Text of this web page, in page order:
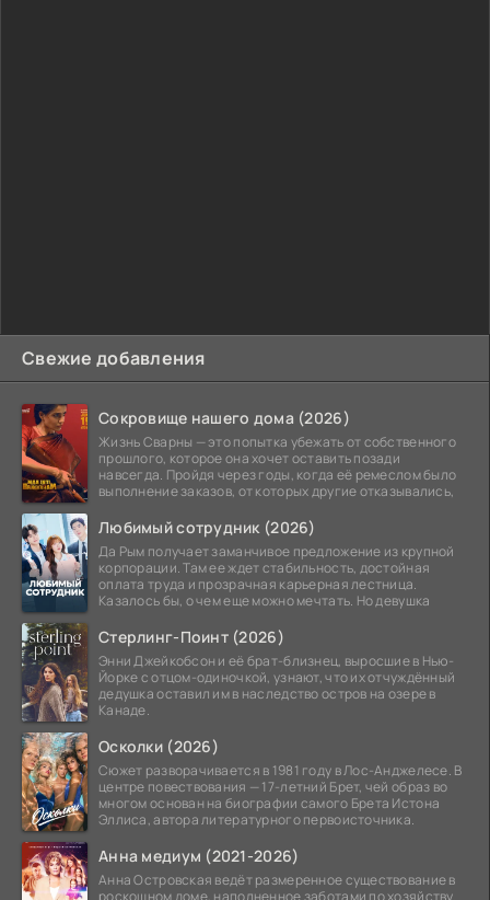
Свежие добавления
Сокровище нашего дома (2026)
Жизнь Сварны — это попытка убежать от собственного
прошлого, которое она хочет оставить позади
навсегда. Пройдя через годы, когда её ремеслом было
выполнение заказов, от которых другие отказывались,
Любимый сотрудник (2026)
Да Рым получает заманчивое предложение из крупной
корпорации. Там ее ждет стабильность, достойная
оплата труда и прозрачная карьерная лестница.
Казалось бы, о чем еще можно мечтать. Но девушка
Стерлинг-Поинт (2026)
Энни Джейкобсон и её брат-близнец, выросшие в Нью-
Йорке с отцом-одиночкой, узнают, что их отчуждённый
дедушка оставил им в наследство остров на озере в
Канаде.
Осколки (2026)
Сюжет разворачивается в 1981 году в Лос-Анджелесе. В
центре повествования — 17-летний Брет, чей образ во
многом основан на биографии самого Брета Истона
Эллиса, автора литературного первоисточника.
Анна медиум (2021-2026)
Анна Островская ведёт размеренное существование в